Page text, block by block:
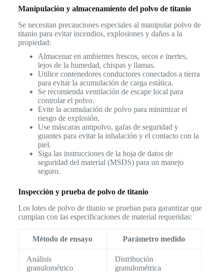
Manipulación y almacenamiento del polvo de titanio
Se necesitan precauciones especiales al manipular polvo de
titanio para evitar incendios, explosiones y daños a la
propiedad:
Almacenar en ambientes frescos, secos e inertes,
lejos de la humedad, chispas y llamas.
Utilice contenedores conductores conectados a tierra
para evitar la acumulación de carga estática.
Se recomienda ventilación de escape local para
controlar el polvo.
Evite la acumulación de polvo para minimizar el
riesgo de explosión.
Use máscaras antipolvo, gafas de seguridad y
guantes para evitar la inhalación y el contacto con la
piel.
Siga las instrucciones de la hoja de datos de
seguridad del material (MSDS) para un manejo
seguro.
Inspección y prueba de polvo de titanio
Los lotes de polvo de titanio se prueban para garantizar que
cumplan con las especificaciones de material requeridas:
Método de ensayo Parámetro medido
Análisis
granulométrico
Distribución
granulométrica